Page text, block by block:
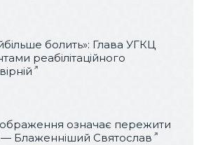
болить»: Глава УГКЦ
реабілітаційного
означає пережити
— Блаженніший Святослав